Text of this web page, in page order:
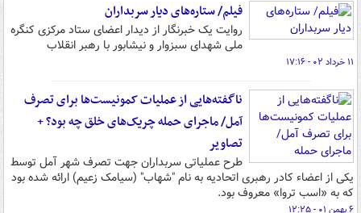
فیلم/ ستاره‌های دیار سربداران
روایت یک خبرنگار از دیدار اعضای ستاد مرکزی کنگره‌
ملی شهدای سبزوار و نیشابور با رهبر انقلاب
۱۱ خرداد ۰۲ - ۱۷:۱۶
ناگفته‌هایی از عملیات‌ کمونیست‌ها برای تصرف
آمل/ ماجرای حمله چریک‌های خلق چه بود؟ +
تصاویر
طرح عملیاتی سربداران جهت تصرف شهر آمل توسط
یکی از اعضاء کادر رهبری اتحادیه به نام "شهاب" (سیامک زعیم) ارائه شده بود
که به «اسب تروا» معروف بود.
۶ بهمن ۰۱ - ۱۲:۲۵